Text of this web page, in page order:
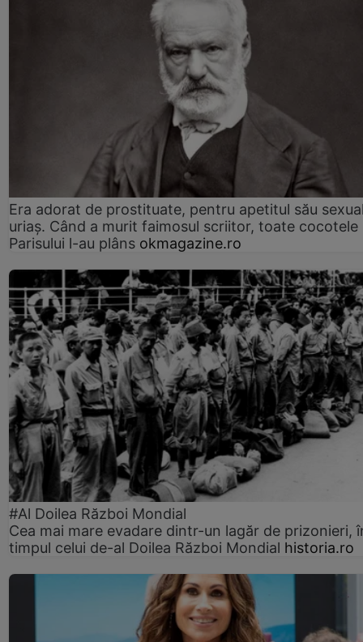
Era adorat de prostituate, pentru apetitul său
uriaș. Când a murit faimosul scriitor, toate cocotele
Parisului l-au plâns okmagazine.ro
#Al Doilea Război Mondial
Cea mai mare evadare dintr-un lagăr de prizonieri,
timpul celui de-al Doilea Război Mondial historia.ro